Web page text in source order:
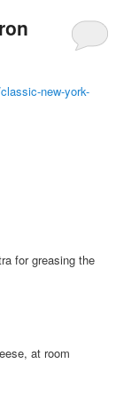
new-york-
for greasing the
at room